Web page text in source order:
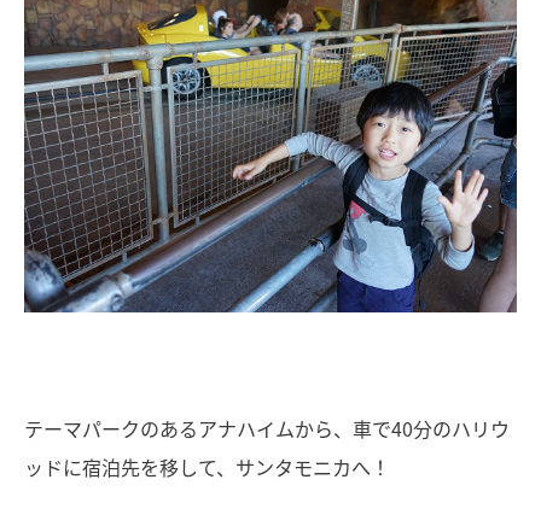
テーマパークのあるアナハイムから、車で40分のハリウ
ッドに宿泊先を移して、サンタモニカへ！